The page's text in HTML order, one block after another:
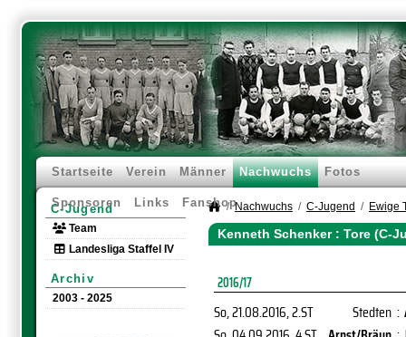
Startseite Verein Männer Nachwuchs Fotos
Sponsoren Links Fanshop
C-Jugend
Team
Landesliga Staffel IV
Archiv
2003 - 2025
Nachwuchs C-Jugend Ewige
Kenneth Schenker : Tore (C-
2016/17
So, 21.08.2016, 2.ST Stedten :